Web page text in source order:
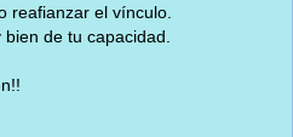
reafianzar el vínculo.
de tu capacidad.